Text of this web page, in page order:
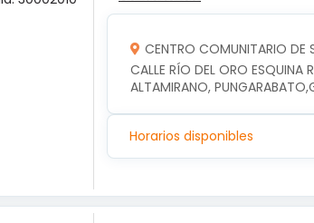
CENTRO COMUNITARIO DE
CALLE RÍO DEL ORO
ALTAMIRANO,
Horarios disponibles